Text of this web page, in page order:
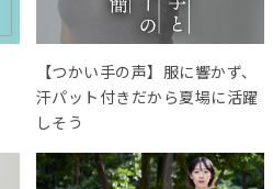
【つかい手の声】服に響かず、
汗パット付きだから夏場に活躍
しそう